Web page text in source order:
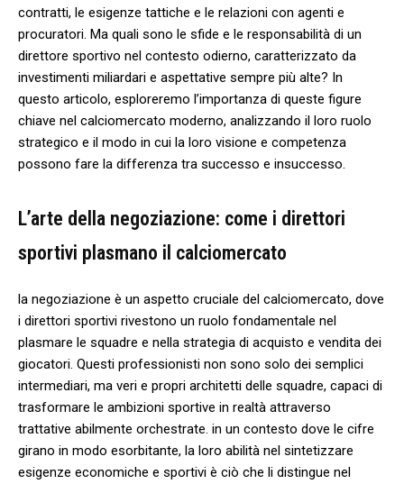
⁢contratti, ​le esigenze tattiche e le relazioni con agenti e
procuratori.​ Ma quali sono‍ le sfide e le ‍responsabilità di un
direttore sportivo⁤ nel contesto odierno, caratterizzato da
investimenti miliardari ​e aspettative sempre più alte? In
questo articolo, esploreremo l’importanza di ‍queste figure
chiave⁢ nel calciomercato moderno, analizzando il ​loro ruolo
strategico e il modo in cui la loro visione e competenza
possono fare la differenza tra successo e insuccesso.
L’arte della negoziazione: come ⁢i direttori
sportivi plasmano il calciomercato
la negoziazione è un aspetto cruciale del calciomercato, dove
i direttori sportivi rivestono un ruolo‍ fondamentale nel
plasmare le squadre e‌ nella strategia di acquisto e vendita dei
⁢giocatori. Questi professionisti non sono solo dei semplici
intermediari, ma veri e propri architetti‌ delle squadre, capaci di
trasformare le ambizioni ​sportive in realtà attraverso
trattative abilmente orchestrate. in⁣ un contesto ⁢dove le cifre
girano in modo esorbitante, la loro abilità nel sintetizzare
esigenze economiche e sportivi⁤ è ciò ​che li distingue nel